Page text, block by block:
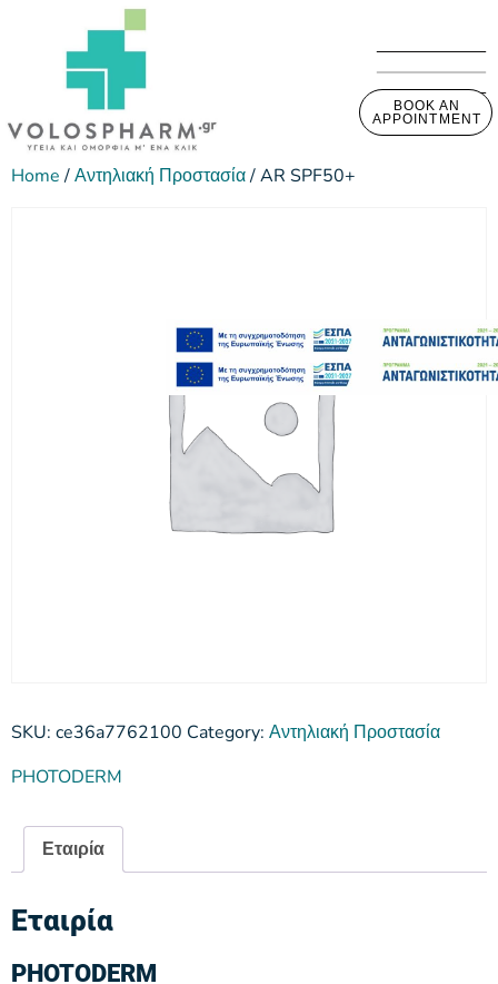
BOOK AN
APPOINTMENT
Home/Αντηλιακή Προστασία/ AR SPF50+
SKU: ce36a7762100 Category: Αντηλιακή Προστασία
PHOTODERM
Εταιρία
Εταιρία
PHOTODERM